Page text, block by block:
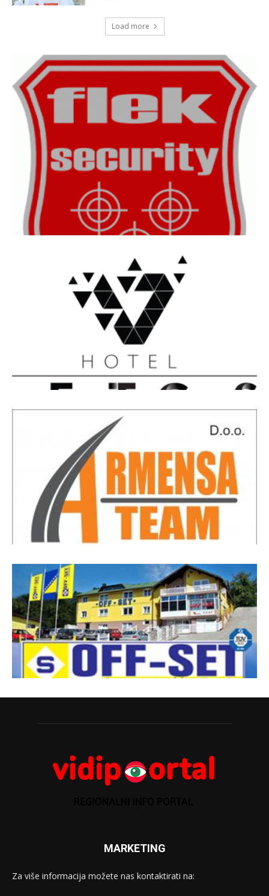
Load more
MARKETING
Za više informacija možete nas kontaktirati na: